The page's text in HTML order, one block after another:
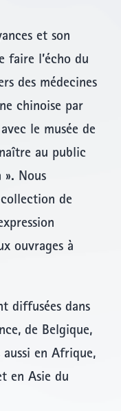
et son
faire l’écho du
des médecines
chinoise par
le musée de
au public
». Nous
de
ouvrages à
diffusées dans
de Belgique,
aussi en Afrique,
en Asie du